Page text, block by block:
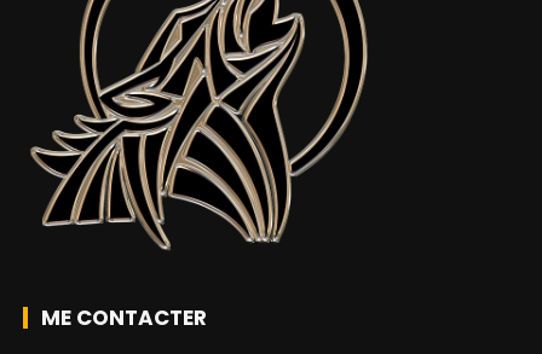
ME CONTACTER